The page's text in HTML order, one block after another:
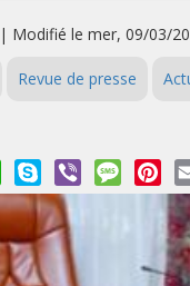
Modifié le mer, 09/03/
Revue de presse
WhatsApp
Skype Viber